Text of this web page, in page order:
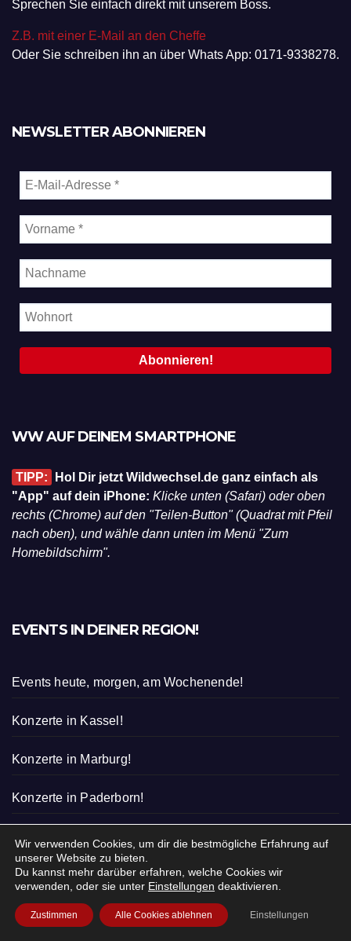
Sprechen Sie einfach direkt mit unserem Boss.
Z.B. mit einer E-Mail an den Cheffe
Oder Sie schreiben ihn an über Whats App: 0171-9338278.
NEWSLETTER ABONNIEREN
WW AUF DEINEM SMARTPHONE
TIPP:
Hol Dir jetzt Wildwechsel.de ganz einfach als
"App" auf dein iPhone: Klicke unten (Safari) oder oben
rechts (Chrome) auf den "Teilen-Button" (Quadrat mit Pfeil
nach oben), und wähle dann unten im Menü "Zum
Homebildschirm".
EVENTS IN DEINER REGION!
Events heute, morgen, am Wochenende!
Konzerte in Kassel!
Konzerte in Marburg!
Konzerte in Paderborn!
Was ist heute los in Kassel?
Was ist los in Marburg?
Wir verwenden Cookies, um dir die bestmögliche Erfahrung auf
unserer Website zu bieten.
Du kannst mehr darüber erfahren, welche Cookies wir
verwenden, oder sie unter Einstellungen deaktivieren.
Zustimmen Alle Cookies ablehnen Einstellungen